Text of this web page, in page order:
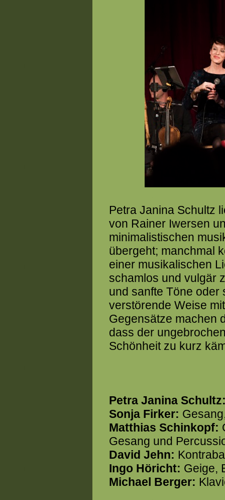
Petra Janina Schultz
von Rainer Iwersen
minimalistischen
übergeht; manchmal
einer musikalischen
schamlos und vulgär
und sanfte Töne oder
verstörende Weise
Gegensätze machen
dass der
Schönheit zu kurz
Petra Janina
Sonja Firker:
Matthias Schinkopf:
Gesang und
David Jehn:
Ingo Höricht: Geige,
Michael Berger: